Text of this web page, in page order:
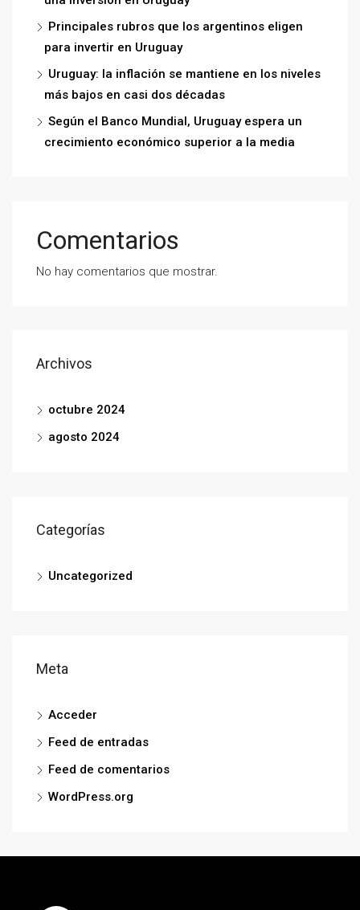
Principales rubros que los argentinos eligen
para invertir en Uruguay
Uruguay: la inflación se mantiene en los niveles
más bajos en casi dos décadas
Según el Banco Mundial, Uruguay espera un
crecimiento económico superior a la media
Comentarios
No hay comentarios que mostrar.
Archivos
octubre 2024
agosto 2024
Categorías
Uncategorized
Meta
Acceder
Feed de entradas
Feed de comentarios
WordPress.org